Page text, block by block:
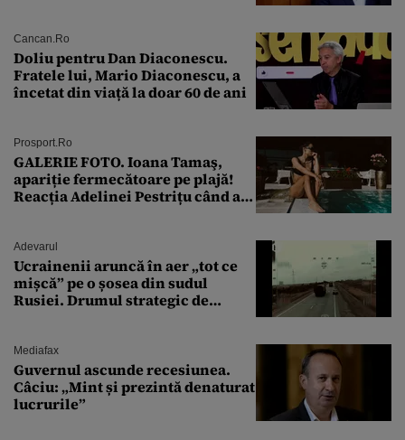
Cancan.ro
Doliu pentru Dan Diaconescu.
Fratele lui, Mario Diaconescu, a
încetat din viață la doar 60 de ani
Prosport.ro
GALERIE FOTO. Ioana Tamaş,
apariție fermecătoare pe plajă!
Reacția Adelinei Pestrițu când a
Adevarul
Ucrainenii aruncă în aer „tot ce
mișcă” pe o șosea din sudul
Rusiei. Drumul strategic de
Mediafax
Guvernul ascunde recesiunea.
Câciu: „Mint și prezintă denaturat
lucrurile”